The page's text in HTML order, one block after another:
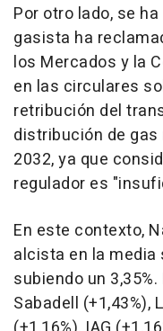
Por otro lado, se
gasista ha
los Mercados y la
en las circulares
retribución del
distribución de
2032, ya que
regulador es
En este contexto,
alcista en la
subiendo un
Sabadell (+1,43%),